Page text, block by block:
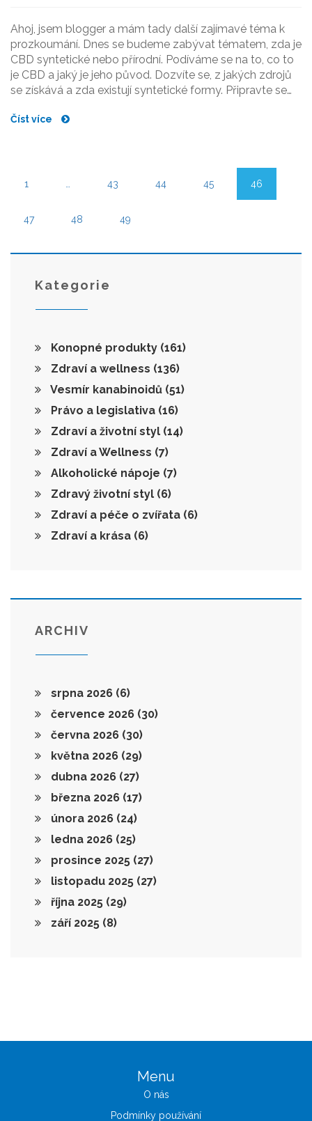
Ahoj, jsem blogger a mám tady další zajímavé téma k
prozkoumání. Dnes se budeme zabývat tématem, zda je
CBD syntetické nebo přírodní. Podíváme se na to, co to
je CBD a jaký je jeho původ. Dozvíte se, z jakých zdrojů
se získává a zda existují syntetické formy. Připravte se
Číst více
1 … 43 44 45 46
47 48 49
Kategorie
Konopné produkty (161)
Zdraví a wellness (136)
Vesmír kanabinoidů (51)
Právo a legislativa (16)
Zdraví a životní styl (14)
Zdraví a Wellness (7)
Alkoholické nápoje (7)
Zdravý životní styl (6)
Zdraví a péče o zvířata (6)
Zdraví a krása (6)
ARCHIV
srpna 2026 (6)
července 2026 (30)
června 2026 (30)
května 2026 (29)
dubna 2026 (27)
března 2026 (17)
února 2026 (24)
ledna 2026 (25)
prosince 2025 (27)
listopadu 2025 (27)
října 2025 (29)
září 2025 (8)
Menu
O nás
Podmínky používání